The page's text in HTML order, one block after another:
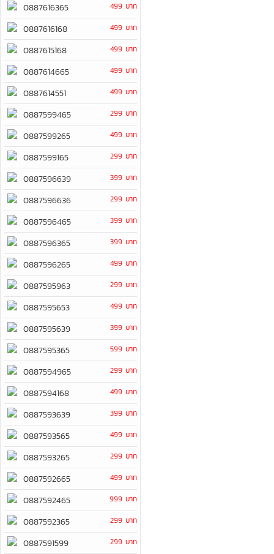
0887616365 499 บาท
0887616168 499 บาท
0887615168 499 บาท
0887614665 499 บาท
0887614551 499 บาท
0887599465 299 บาท
0887599265 499 บาท
0887599165 299 บาท
0887596639 399 บาท
0887596636 299 บาท
0887596465 399 บาท
0887596365 399 บาท
0887596265 499 บาท
0887595963 299 บาท
0887595653 499 บาท
0887595639 399 บาท
0887595365 599 บาท
0887594965 299 บาท
0887594168 499 บาท
0887593639 399 บาท
0887593565 499 บาท
0887593265 299 บาท
0887592665 499 บาท
0887592465 999 บาท
0887592365 299 บาท
0887591599 299 บาท